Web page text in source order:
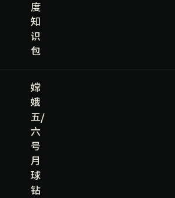
度
知
识
包
嫦
娥
五/
六
号
月
球
钻